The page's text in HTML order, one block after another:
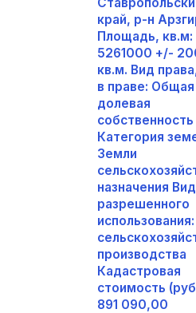
край, р-н
Площадь, кв.м:
5261000 +/-
кв.м. Вид
в праве: Общая
долевая
собственность
Категория
Земли
назначения Вид
разрешенного
производства
Кадастровая
стоимость
891 090,00